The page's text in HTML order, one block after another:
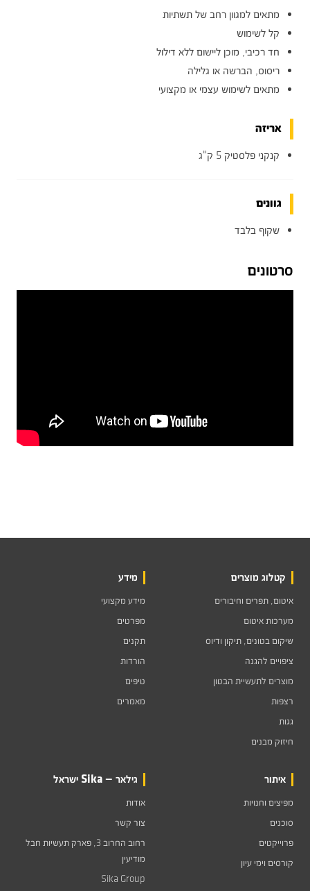
מתאים למגוון רחב של תשתיות
קל לשימוש
חד רכיבי, מוכן ליישום ללא דילול
ריסוס, הברשה או גלילה
מתאים לשימוש עצמי או מקצועי
אריזה
קנקני פלסטיק 5 ק"ג
גוונים
שקוף בלבד
סרטונים
קטלוג מוצרים
איטום, תפרים וחיבורים
מערכות איטום
שיקום בטונים, תיקון ודיוס
ציפויים להגנה
מוצרים לתעשיית הבטון
רצפות
גגות
חיזוק מבנים
מידע
מידע מקצועי
מפרטים
תקנים
הורדות
טיפים
מאמרים
איתור
מפיצים וחנויות
סוכנים
פרוייקטים
קורסים וימי עיון
גילאר — Sika ישראל
אודות
צור קשר
רחוב החרוב 3, פארק תעשיות חבל
מודיעין
Sika Group